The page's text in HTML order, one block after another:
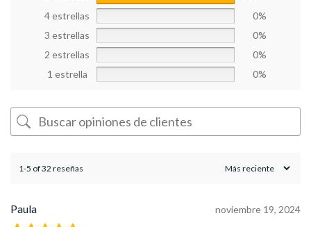
4 estrellas
0%
3 estrellas
0%
2 estrellas
0%
1 estrella
0%
1-5 of 32 reseñas
Paula noviembre 19, 2024